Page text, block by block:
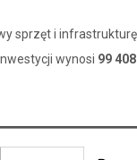
i
wynosi 99